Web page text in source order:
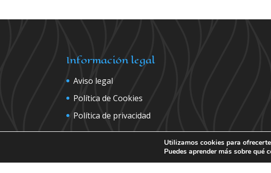
Información legal
Aviso legal
Política de Cookies
Política de privacidad
Contáctanos para más información
Utilizamos cookies para
Puedes aprender más sobre